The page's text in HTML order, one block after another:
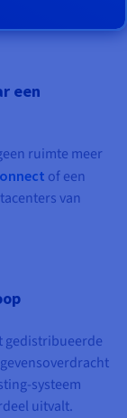
een
ruimte meer
of een
van
gedistribueerde
systeem
uitvalt.